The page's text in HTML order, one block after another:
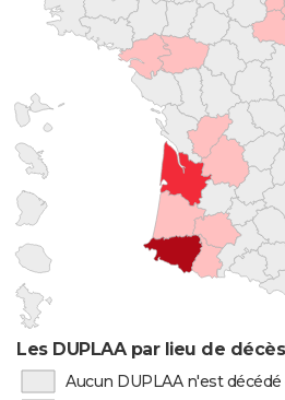
Les DUPLAA par lieu de décès
Aucun DUPLAA n'est